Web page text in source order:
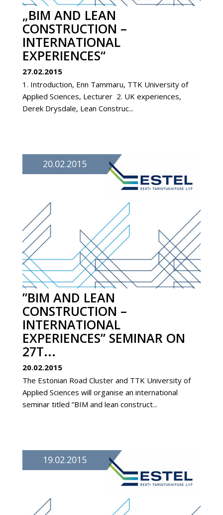
„BIM AND LEAN
CONSTRUCTION –
INTERNATIONAL
EXPERIENCES“
27.02.2015
1. Introduction, Enn Tammaru, TTK University of
Applied Sciences, Lecturer 2. UK experiences,
Derek Drysdale, Lean Construc...
20.02.2015
”BIM AND LEAN
CONSTRUCTION –
INTERNATIONAL
EXPERIENCES” SEMINAR ON
27T...
20.02.2015
The Estonian Road Cluster and TTK University of
Applied Sciences will organise an international
seminar titled ”BIM and lean construct...
19.02.2015